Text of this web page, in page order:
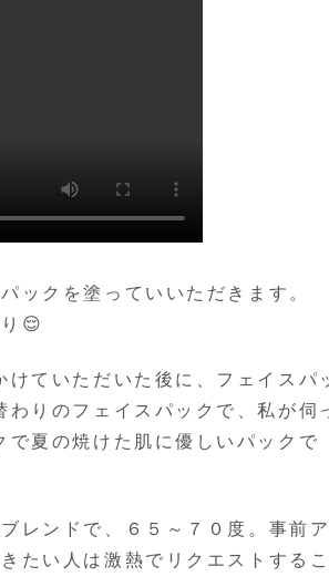
ックを塗っていいただきます。
😌
けていただいた後に、フェイスパ
わりのフェイスパックで、私が伺
で夏の焼けた肌に優しいパックで
レンドで、６５～７０度。事前
たい人は激熱でリクエストする